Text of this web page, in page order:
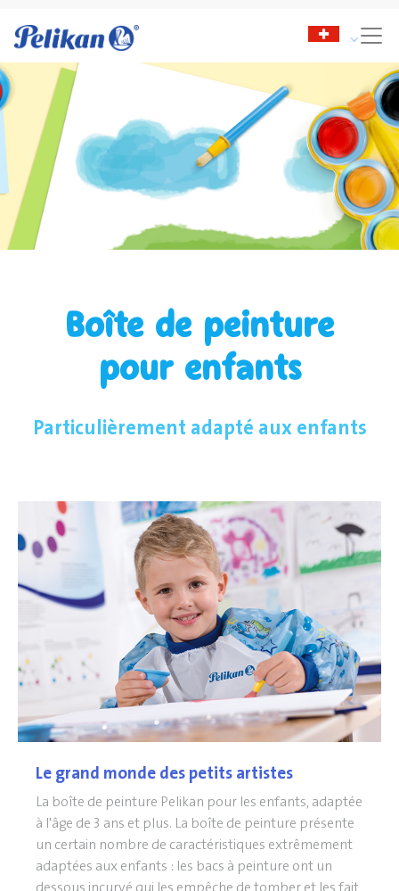
Boîte de peinture
pour enfants
Particulièrement adapté aux enfants
Le grand monde des petits artistes
La boîte de peinture Pelikan pour les enfants, adaptée
à l'âge de 3 ans et plus. La boîte de peinture présente
un certain nombre de caractéristiques extrêmement
adaptées aux enfants : les bacs à peinture ont un
dessous incurvé qui les empêche de tomber et les fait